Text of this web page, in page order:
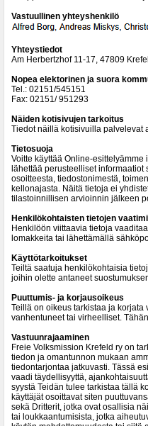
Vastuullinen yhteyshenkilö
Yhteystiedot
Am Herbertzhof 11-17, 47809
Nopea elektorinen ja suora
Tel.: 02151/545151
Fax: 02151/ 951293
Näiden kotisivujen tarkoitus
Tiedot näillä kotisivuilla palvelevat
Tietosuoja
Voitte käyttää Online-
lähettää perusteelliset
osoitteesta, tiedostonimestä,
kellonajasta. Näitä tietoja ei
tilastoinnillisen arvioinnin jälkeen
Henkilökohtaisten tietojen
Henkilöön viittaavia tietoja
lomakkeita tai lähettämällä
Käyttötarkoitukset
Teiltä saatuja henkilökohtaisia
joihin olette antaneet
Puuttumis- ja korjausoikeus
Teillä on oikeus tarkistaa ja
vanhentuneet tai virheelliset.
Vastuunrajaaminen
Freie Volksmission Krefeld ry on
tiedon ja omantunnon mukaan
tiedontarjontaa jatkuvasti. Tässä
vaadi täydellisyyttä,
syystä Teidän tulee tarkistaa tällä
käyttäjät osoittavat siten
sekä Dritterit, jotka ovat osallisia
tai loukkaantumisista, jotka